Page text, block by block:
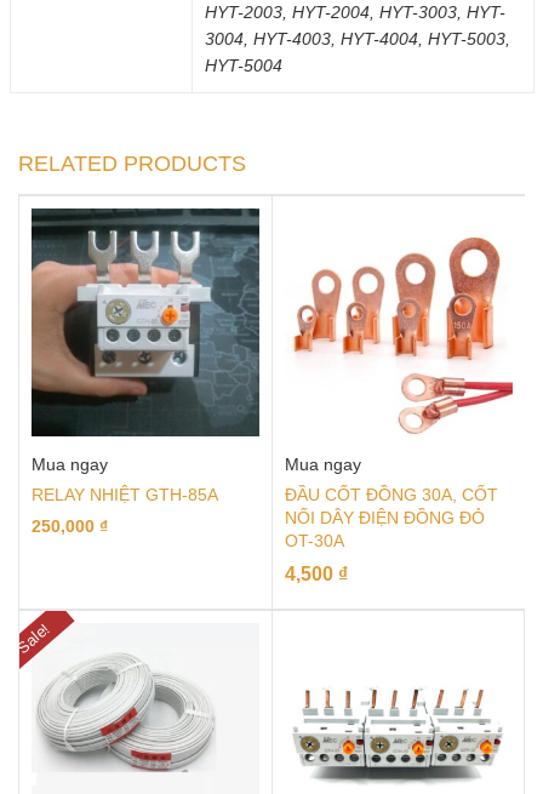
HYT-2003, HYT-2004, HYT-3003, HYT-
3004, HYT-4003, HYT-4004, HYT-5003,
HYT-5004
RELATED PRODUCTS
Mua ngay
RELAY NHIỆT GTH-85A
250,000 ₫
Mua ngay
ĐẦU CỐT ĐỒNG 30A, CỐT
NỐI DÂY ĐIỆN ĐỒNG ĐỎ
OT-30A
4,500 ₫
Sale!